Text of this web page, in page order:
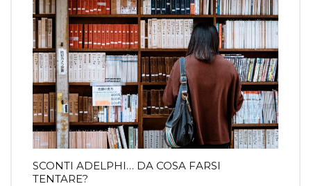
SCONTI ADELPHI… DA COSA FARSI
TENTARE?